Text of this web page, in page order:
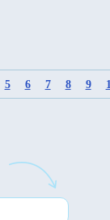
5 6 7 8 9